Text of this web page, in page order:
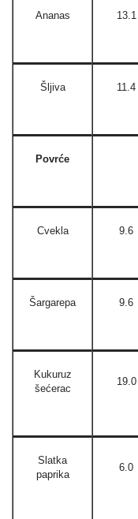
Ananas 13.1
Šljiva 11.4
Povrće
Cvekla 9.6
Šargarepa 9.6
Kukuruz
šećerac
19.0
Slatka
paprika
6.0